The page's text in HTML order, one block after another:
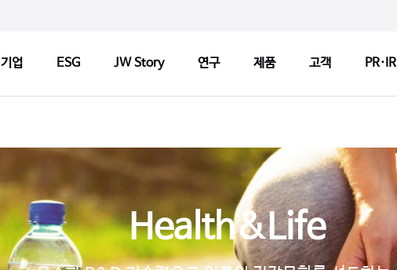
기업 ESG JW Story 연구 제품 고객 PR·IR
Health&Tech
JW Brand
ESG News
연구정책
기반기술
파이프라인
제품검색
판매약국 찾기
허가변경알림
자주 묻는 질문
CCM
CCM 소
CCM 선
제품개
Health&Life